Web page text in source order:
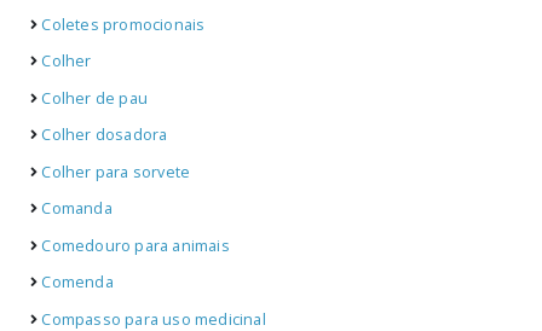
Coletes promocionais
Colher
Colher de pau
Colher dosadora
Colher para sorvete
Comanda
Comedouro para animais
Comenda
Compasso para uso medicinal